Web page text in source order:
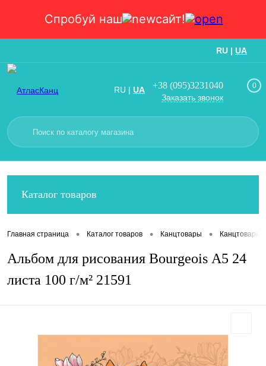
Спробуй наш сайт!
RU | UA
RU | UA +38 (095)3231040
Заказать звонок
0
Каталог товаров
Главная страница • Каталог товаров • Канцтовары • Канцтовары
Альбом для рисования Bourgeois А5 24
листа 100 г/м² 21591